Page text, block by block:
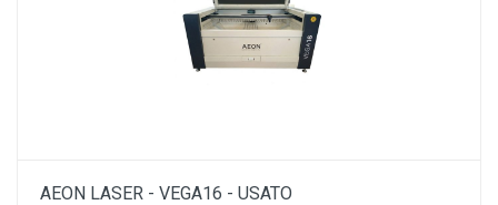
AEON LASER - VEGA16 - USATO